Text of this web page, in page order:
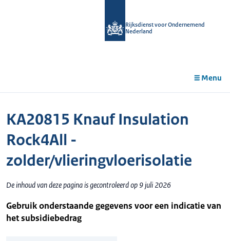
Rijksdienst voor Ondernemend
Nederland
Menu
KA20815 Knauf Insulation
Rock4All -
zolder/vlieringvloerisolatie
De inhoud van deze pagina is gecontroleerd op 9 juli 2026
Gebruik onderstaande gegevens voor een indicatie van
het subsidiebedrag